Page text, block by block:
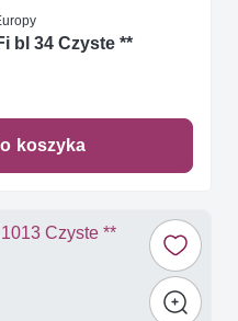
bl 34 Czyste **
koszyka